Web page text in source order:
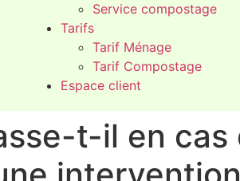
Service compostage
Tarifs
Tarif Ménage
Tarif Compostage
Espace client
t-il en cas